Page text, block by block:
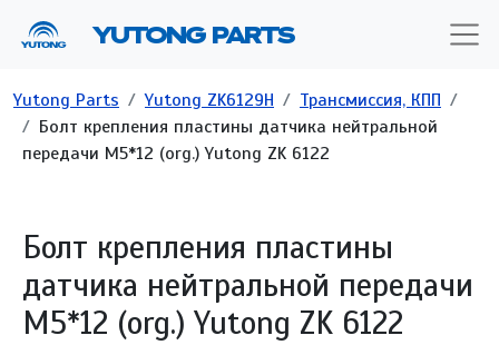
YUTONG PARTS
Строка навигации
Yutong Parts Yutong ZK6129H
Трансмиссия, КПП
Болт крепления пластины датчика нейтральной
передачи М5*12 (org.) Yutong ZK 6122
Болт крепления пластины
датчика нейтральной передачи
М5*12 (org.) Yutong ZK 6122